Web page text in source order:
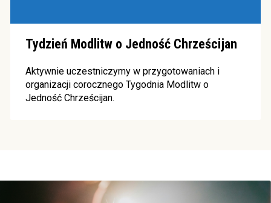
Tydzień Modlitw o Jedność Chrześcijan
Aktywnie uczestniczymy w przygotowaniach i
organizacji corocznego Tygodnia Modlitw o
Jedność Chrześcijan.